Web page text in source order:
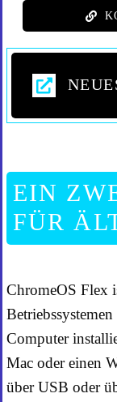
EIN
FÜR
ChromeOS Flex
Computer
Mac oder einen
über USB oder